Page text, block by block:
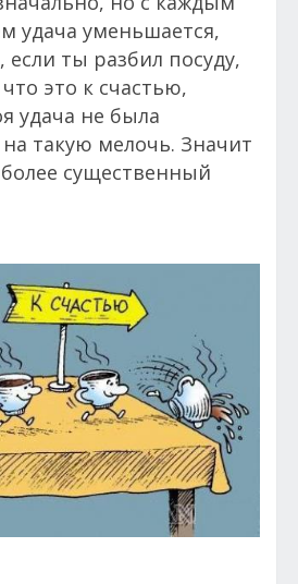
удача уменьшается,
ты разбил посуду,
это к счастью,
удача не была
такую мелочь. Значит
существенный